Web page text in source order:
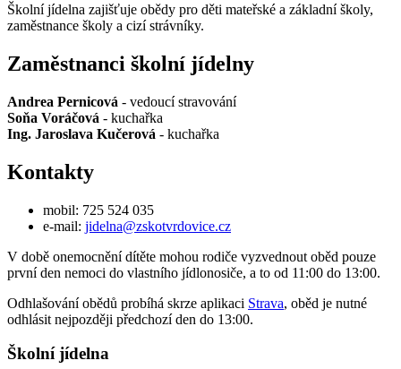
Školní jídelna zajišťuje obědy pro děti mateřské a základní školy,
zaměstnance školy a cizí strávníky.
Zaměstnanci školní jídelny
Andrea Pernicová - vedoucí stravování
Soňa Voráčová - kuchařka
Ing. Jaroslava Kučerová - kuchařka
Kontakty
mobil: 725 524 035
e-mail: jidelna@zskotvrdovice.cz
V době onemocnění dítěte mohou rodiče vyzvednout oběd pouze
první den nemoci do vlastního jídlonosiče, a to od 11:00 do 13:00.
Odhlašování obědů probíhá skrze aplikaci Strava, oběd je nutné
odhlásit nejpozději předchozí den do 13:00.
Školní jídelna